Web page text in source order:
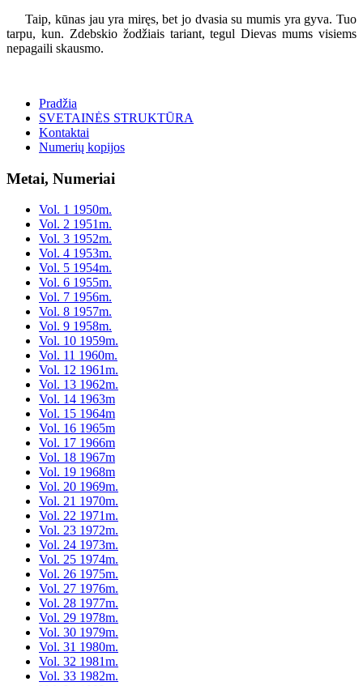
Taip, kūnas jau yra miręs, bet jo dvasia su mumis yra gyva. Tuo
tarpu, kun. Zdebskio žodžiais tariant, tegul Dievas mums visiems
nepagaili skausmo.
Pradžia
SVETAINĖS STRUKTŪRA
Kontaktai
Numerių kopijos
Metai, Numeriai
Vol. 1 1950m.
Vol. 2 1951m.
Vol. 3 1952m.
Vol. 4 1953m.
Vol. 5 1954m.
Vol. 6 1955m.
Vol. 7 1956m.
Vol. 8 1957m.
Vol. 9 1958m.
Vol. 10 1959m.
Vol. 11 1960m.
Vol. 12 1961m.
Vol. 13 1962m.
Vol. 14 1963m
Vol. 15 1964m
Vol. 16 1965m
Vol. 17 1966m
Vol. 18 1967m
Vol. 19 1968m
Vol. 20 1969m.
Vol. 21 1970m.
Vol. 22 1971m.
Vol. 23 1972m.
Vol. 24 1973m.
Vol. 25 1974m.
Vol. 26 1975m.
Vol. 27 1976m.
Vol. 28 1977m.
Vol. 29 1978m.
Vol. 30 1979m.
Vol. 31 1980m.
Vol. 32 1981m.
Vol. 33 1982m.